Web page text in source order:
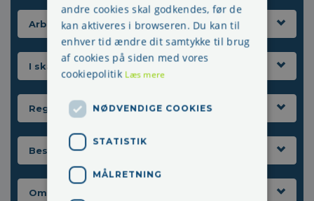
Arbejdsmiljørepræsentant
I skal I AMO følgende
Regelsættet
Beskyttelse af arbejdsmiljørepræsentant
Om sikkerhedsudvalget
andre cookies skal godkendes, før de
kan aktiveres i browseren. Du kan til
enhver tid ændre dit samtykke til brug
af cookies på siden med vores
cookiepolitik Læs mere
NØDVENDIGE COOKIES
STATISTIK
MÅLRETNING